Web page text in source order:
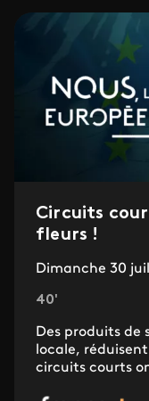
Circuits
fleurs !
Dimanche 30
40'
Des produits de
locale,
circuits courts